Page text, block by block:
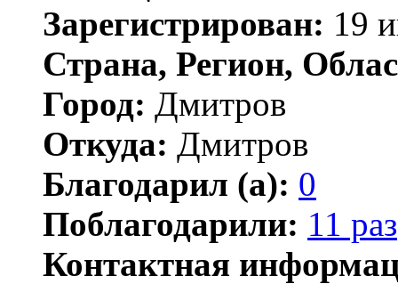
Зарегистрирован: 19
Страна, Регион,
Город: Дмитров
Откуда: Дмитров
Благодарил (а): 0
Поблагодарили: 11 раз
Контактная